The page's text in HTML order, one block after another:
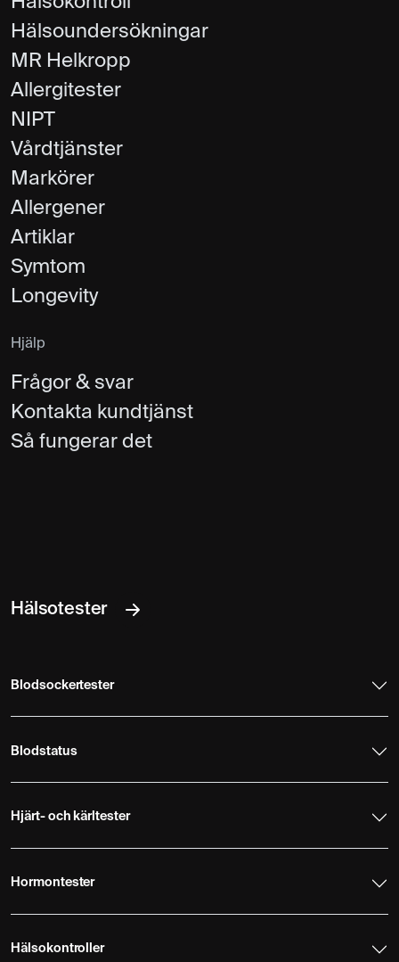
Hälsoundersökningar
MR Helkropp
Allergitester
NIPT
Vårdtjänster
Markörer
Allergener
Artiklar
Symtom
Longevity
Hjälp
Frågor & svar
Kontakta kundtjänst
Så fungerar det
Hälsotester
Blodsockertester
Blodstatus
Hjärt- och kärltester
Hormontester
Hälsokontroller